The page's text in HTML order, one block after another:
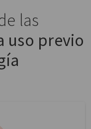
las
uso previo